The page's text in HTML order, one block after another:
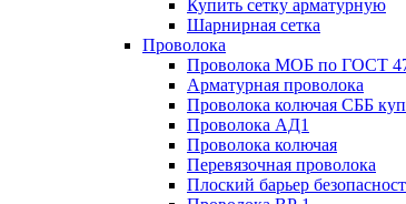
Купить сетку арматурную
Шарнирная сетка
Проволока
Проволока МОБ по ГОСТ
Арматурная проволока
Проволока колючая СББ
Проволока АД1
Проволока колючая
Перевязочная проволока
Плоский барьер